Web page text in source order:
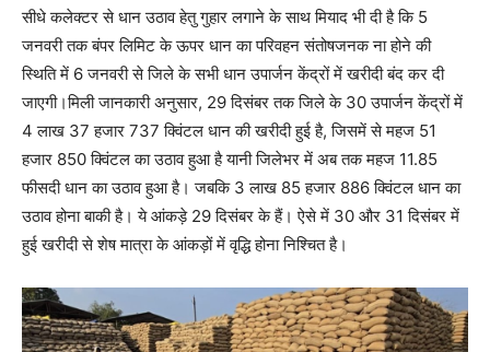
सीधे कलेक्टर से धान उठाव हेतु गुहार लगाने के साथ मियाद भी दी है कि 5
जनवरी तक बंपर लिमिट के ऊपर धान का परिवहन संतोषजनक ना होने की
स्थिति में 6 जनवरी से जिले के सभी धान उपार्जन केंद्रों में खरीदी बंद कर दी
जाएगी।मिली जानकारी अनुसार, 29 दिसंबर तक जिले के 30 उपार्जन केंद्रों में
4 लाख 37 हजार 737 क्विंटल धान की खरीदी हुई है, जिसमें से महज 51
हजार 850 क्विंटल का उठाव हुआ है यानी जिलेभर में अब तक महज 11.85
फीसदी धान का उठाव हुआ है। जबकि 3 लाख 85 हजार 886 क्विंटल धान का
उठाव होना बाकी है। ये आंकड़े 29 दिसंबर के हैं। ऐसे में 30 और 31 दिसंबर में
हुई खरीदी से शेष मात्रा के आंकड़ों में वृद्धि होना निश्चित है।